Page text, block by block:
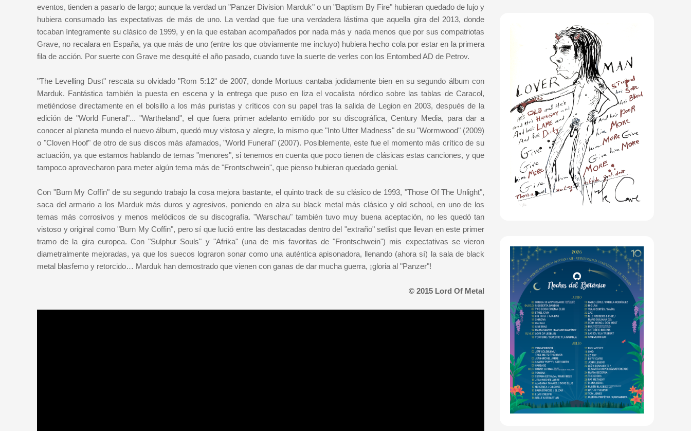
eventos, tienden a pasarlo de largo; aunque la verdad un "Panzer Division Marduk" o un "Baptism By Fire" hubieran quedado de lujo y
hubiera consumado las expectativas de más de uno. La verdad que fue una verdadera lástima que aquella gira del 2013, donde
tocaban íntegramente su clásico de 1999, y en la que estaban acompañados por nada más y nada menos que por sus compatriotas
Grave, no recalara en España, ya que más de uno (entre los que obviamente me incluyo) hubiera hecho cola por estar en la primera
fila de acción. Por suerte con Grave me desquité el año pasado, cuando tuve la suerte de verles con los Entombed AD de Petrov.
"The Levelling Dust" rescata su olvidado "Rom 5:12" de 2007, donde Mortuus cantaba jodidamente bien en su segundo álbum con
Marduk. Fantástica también la puesta en escena y la entrega que puso en liza el vocalista nórdico sobre las tablas de Caracol,
metiéndose directamente en el bolsillo a los más puristas y críticos con su papel tras la salida de Legion en 2003, después de la
edición de "World Funeral"... "Wartheland", el que fuera primer adelanto emitido por su discográfica, Century Media, para dar a
conocer al planeta mundo el nuevo álbum, quedó muy vistosa y alegre, lo mismo que "Into Utter Madness" de su "Wormwood" (2009)
o "Cloven Hoof" de otro de sus discos más afamados, "World Funeral" (2007). Posiblemente, este fue el momento más crítico de su
actuación, ya que estamos hablando de temas "menores", si tenemos en cuenta que poco tienen de clásicas estas canciones, y que
tampoco aprovecharon para meter algún tema más de "Frontschwein", que pienso hubieran quedado genial.
Con "Burn My Coffin" de su segundo trabajo la cosa mejora bastante, el quinto track de su clásico de 1993, "Those Of The Unlight",
saca del armario a los Marduk más duros y agresivos, poniendo en alza su black metal más clásico y old school, en uno de los
temas más corrosivos y menos melódicos de su discografía. "Warschau" también tuvo muy buena aceptación, no les quedó tan
vistoso y original como "Burn My Coffin", pero sí que lució entre las destacadas dentro del "extraño" setlist que llevan en este primer
tramo de la gira europea. Con "Sulphur Souls" y "Afrika" (una de mis favoritas de "Frontschwein") mis expectativas se vieron
diametralmente mejoradas, ya que los suecos lograron sonar como una auténtica apisonadora, llenando (ahora sí) la sala de black
metal blasfemo y retorcido… Marduk han demostrado que vienen con ganas de dar mucha guerra, ¡gloria al "Panzer"!
© 2015 Lord Of Metal